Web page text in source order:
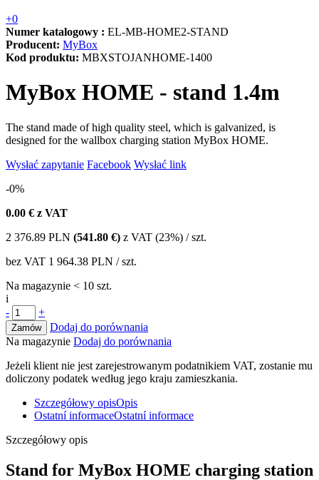
+0
Numer katalogowy : EL-MB-HOME2-STAND
Producent: MyBox
Kod produktu: MBXSTOJANHOME-1400
MyBox HOME - stand 1.4m
The stand made of high quality steel, which is galvanized, is
designed for the wallbox charging station MyBox HOME.
Wysłać zapytanie Facebook Wysłać link
-0%
0.00 € z VAT
2 376.89 PLN (541.80 €) z VAT (23%) / szt.
bez VAT 1 964.38 PLN / szt.
Na magazynie < 10 szt.
i
-
+
Zamów
Dodaj do porównania
Na magazynie Dodaj do porównania
Jeżeli klient nie jest zarejestrowanym podatnikiem VAT, zostanie mu
doliczony podatek według jego kraju zamieszkania.
Szczegółowy opisOpis
Ostatní informaceOstatní informace
Szczegółowy opis
Stand for MyBox HOME charging station